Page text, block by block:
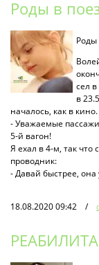
Роды в
Роды
сел
в
началось, как в
- Уважаемые
5-й вагон!
Я ехал в 4-м, так что
проводник:
- Давай быстрее,
18.08.2020 09:42 /